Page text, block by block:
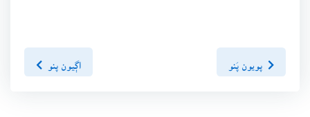
اڳيون پنو